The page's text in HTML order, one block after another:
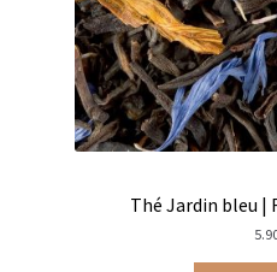
Coffrets de gourmandises
Coffrets aides culinaires
Coffrets apéritifs
Thé Jardin bleu |